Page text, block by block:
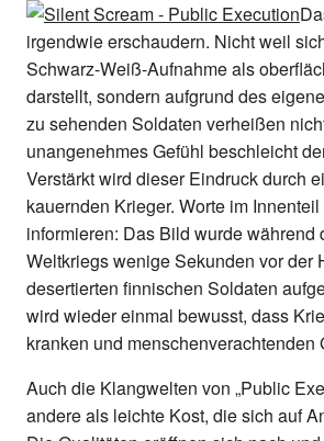
irgendwie erschaudern. Nicht weil
Schwarz-Weiß-Aufnahme als
darstellt, sondern aufgrund des
zu sehenden Soldaten verheißen
unangenehmes Gefühl beschleicht
Verstärkt wird dieser Eindruck durch
kauernden Krieger. Worte im
informieren: Das Bild wurde während
Weltkriegs wenige Sekunden vor der
desertierten finnischen Soldaten
wird wieder einmal bewusst, dass
kranken und menschenverachtenden
Auch die Klangwelten von „Public
andere als leichte Kost, die sich auf